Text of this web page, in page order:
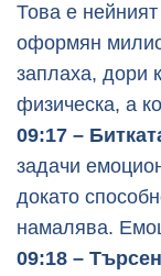
Това е
оформян
заплаха, дори
физическа, а
09:17 –
задачи
докато
намалява.
09:18 –